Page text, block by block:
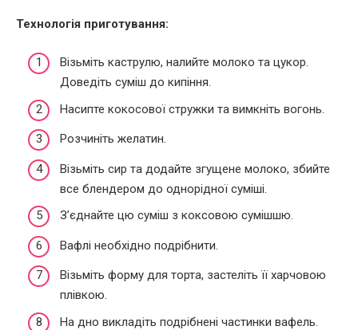
Технологія приготування:
Візьміть каструлю, налийте молоко та цукор.
Доведіть суміш до кипіння.
Насипте кокосової стружки та вимкніть вогонь.
Розчиніть желатин.
Візьміть сир та додайте згущене молоко, збийте
все блендером до однорідної суміші.
З’єднайте цю суміш з коксовою сумішшю.
Вафлі необхідно подрібнити.
Візьміть форму для торта, застеліть її харчовою
плівкою.
На дно викладіть подрібнені частинки вафель.